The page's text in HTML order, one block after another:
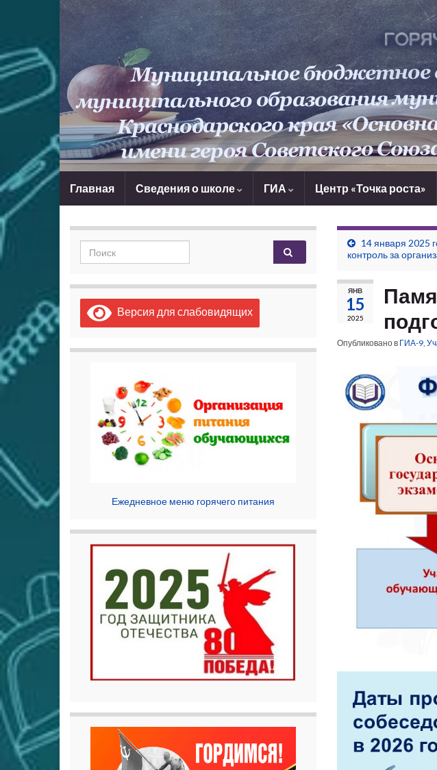
Главная Сведения о школе ГИА Центр «Точка роста»
14 января 2025
контроль за
ЯНВ
15
2025
Опубликовано в ГИА-9,
Search for:
Версия для слабовидящих
Ежедневное меню горячего питания